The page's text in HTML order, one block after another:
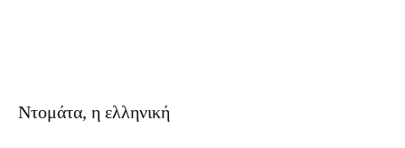
Ντομάτα, η ελληνική